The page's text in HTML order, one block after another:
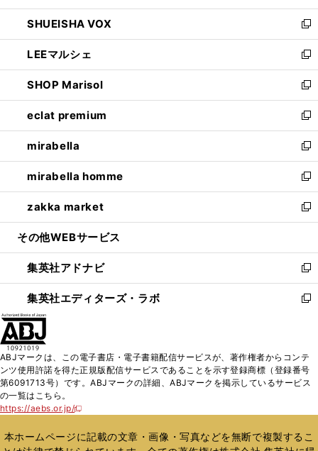
ウ
で
開
く
ン
ド
ウ
で
開
く
ウ
ィ
ン
ド
ウ
で
開
く
し
い
ウ
ィ
ン
ド
ウ
で
開
く
SHUEISHA VOX
新
し
い
ウ
ィ
ン
ド
ウ
で
開
く
LEEマルシェ
新
し
い
ウ
ィ
ン
ド
ウ
で
開
く
SHOP Marisol
新
し
い
ウ
ィ
ン
ド
ウ
で
開
eclat premium
新
し
い
ウ
ィ
ン
ド
ウ
開
く
mirabella
新
し
い
ウ
ィ
ン
ウ
で
開
く
mirabella homme
新
し
い
ウ
ン
ド
ウ
で
zakka market
新
し
ウ
ィ
ン
ド
く
その他WEBサービス
集英社アドナビ
新
し
い
ド
ウ
で
集英社エディターズ・ラボ
新
ィ
ン
ド
開
ABJマークは、この電子書店・電子書籍配信サービスが、著作権者からコンテ
ンツ使用許諾を得た正規版配信サービスであることを示す登録商標（登録番号
第6091713号）です。ABJマークの詳細、ABJマークを掲示しているサービス
の一覧はこちら。
https://aebs.or.jp/
新
い
ウ
本ホームページに記載の文章・画像・写真などを無断で複製するこ